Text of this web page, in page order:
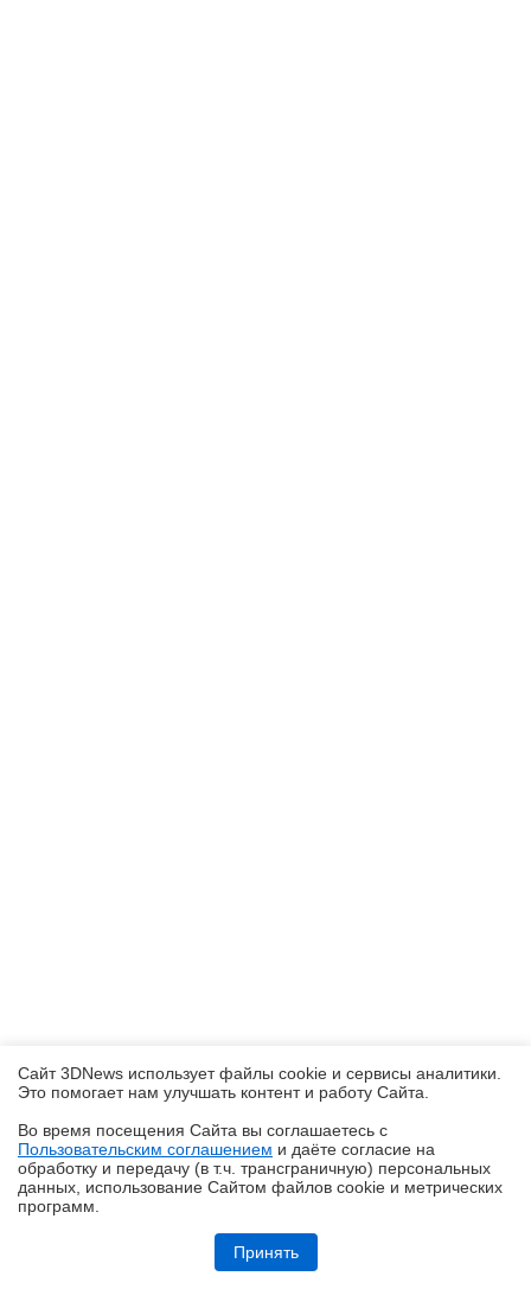
Обзор робота-газонокосилки Dreame Roboticmower A1 Pro 2000: когда
на дачу приезжаешь только отдыхать
Сайт 3DNews использует файлы cookie и сервисы аналитики.
Это помогает нам улучшать контент и работу Cайта.
Во время посещения Cайта вы соглашаетесь с
Пользовательским соглашением и даёте согласие на
обработку и передачу (в т.ч. трансграничную) персональных
данных, использование Cайтом файлов cookie и метрических
программ.
Принять